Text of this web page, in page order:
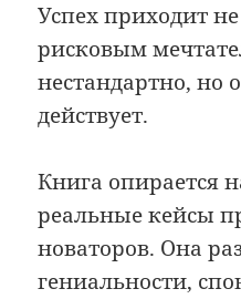
Успех приходит
рисковым
нестандартно, но
действует.
Книга опирается
реальные кейсы
новаторов. Она
гениальности,